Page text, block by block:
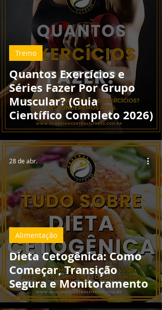
Quantos Exercícios e
Séries Fazer Por Grupo
Muscular? (Guia
Científico Completo 2026)
Treino
Dieta Cetogênica: Como
Começar, Transição
Segura e Monitoramento
Alimentação
28 de abr.